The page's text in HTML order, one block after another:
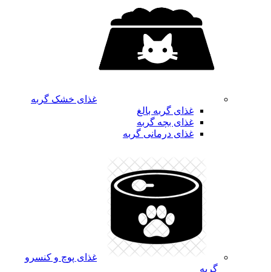
غذای خشک گربه
غذای گربه بالغ
غذای بچه گربه
غذای درمانی گربه
غذای پوچ و کنسرو
گربه